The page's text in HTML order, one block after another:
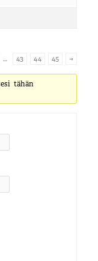
… 43 44 45 →
tähän